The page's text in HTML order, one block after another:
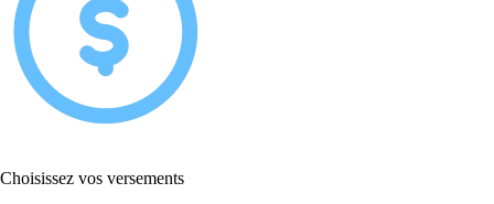
Choisissez vos versements